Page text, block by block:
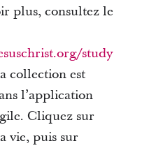
plus, consultez le
study
collection est
l’application
Cliquez sur
vie, puis sur